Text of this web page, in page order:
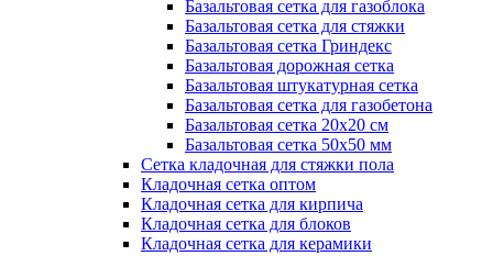
Базальтовая сетка для газоблока
Базальтовая сетка для стяжки
Базальтовая сетка Гриндекс
Базальтовая дорожная сетка
Базальтовая штукатурная сетка
Базальтовая сетка для газобетона
Базальтовая сетка 20x20 см
Базальтовая сетка 50x50 мм
Сетка кладочная для стяжки пола
Кладочная сетка оптом
Кладочная сетка для кирпича
Кладочная сетка для блоков
Кладочная сетка для керамики